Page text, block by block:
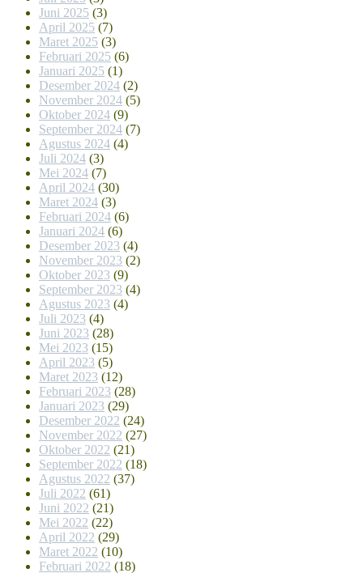
Juni 2025 (3)
April 2025 (7)
Maret 2025 (3)
Februari 2025 (6)
Januari 2025 (1)
Desember 2024 (2)
November 2024 (5)
Oktober 2024 (9)
September 2024 (7)
Agustus 2024 (4)
Juli 2024 (3)
Mei 2024 (7)
April 2024 (30)
Maret 2024 (3)
Februari 2024 (6)
Januari 2024 (6)
Desember 2023 (4)
November 2023 (2)
Oktober 2023 (9)
September 2023 (4)
Agustus 2023 (4)
Juli 2023 (4)
Juni 2023 (28)
Mei 2023 (15)
April 2023 (5)
Maret 2023 (12)
Februari 2023 (28)
Januari 2023 (29)
Desember 2022 (24)
November 2022 (27)
Oktober 2022 (21)
September 2022 (18)
Agustus 2022 (37)
Juli 2022 (61)
Juni 2022 (21)
Mei 2022 (22)
April 2022 (29)
Maret 2022 (10)
Februari 2022 (18)